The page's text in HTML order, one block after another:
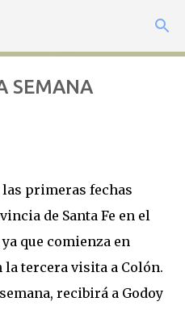
principal
SEMANA
primeras fechas
de Santa Fe en el
que comienza en
la tercera visita a Colón.
recibirá a Godoy